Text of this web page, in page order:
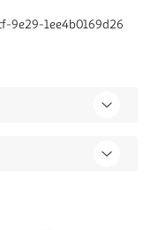
9e29-1ee4b0169d26